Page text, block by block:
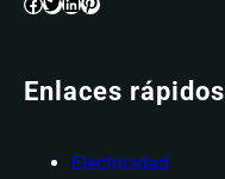
Enlaces rápidos
Electricidad